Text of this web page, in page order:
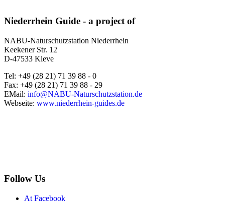
Niederrhein Guide - a project of
NABU-Naturschutzstation Niederrhein
Keekener Str. 12
D-47533 Kleve
Tel: +49 (28 21) 71 39 88 - 0
Fax: +49 (28 21) 71 39 88 - 29
EMail: info@NABU-Naturschutzstation.de
Webseite: www.niederrhein-guides.de
Follow Us
At Facebook